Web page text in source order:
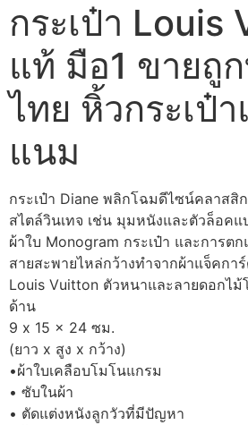
กระเป๋า Louis
แท้ มือ1 ขายถู
ไทย หิ้วกระเป๋
แนม
กระเป๋า Diane พลิกโฉมดีไซน์คลาสสิ
สไตล์วินเทจ เช่น มุมหนังและตัวล็อคแ
ผ้าใบ Monogram กระเป๋า และการต
สายสะพายไหล่กว้างทำจากผ้าแจ็คกา
Louis Vuitton ตัวหนาและลายดอกไ
ด้าน
9 x 15 x 24 ซม.
(ยาว x สูง x กว้าง)
•ผ้าใบเคลือบโมโนแกรม
• ซับในผ้า
• ตัดแต่งหนังลูกวัวที่มีปัญหา